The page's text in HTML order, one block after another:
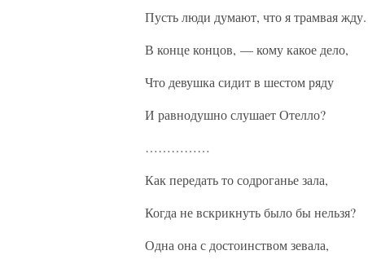
Пусть люди думают, что я трамвая жду.
В конце концов, — кому какое дело,
Что девушка сидит в шестом ряду
И равнодушно слушает Отелло?
……………
Как передать то содроганье зала,
Когда не вскрикнуть было бы нельзя?
Одна она с достоинством зевала,